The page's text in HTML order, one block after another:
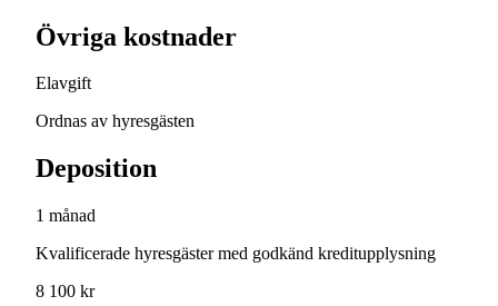
Övriga kostnader
Elavgift
Ordnas av hyresgästen
Deposition
1 månad
Kvalificerade hyresgäster med godkänd kreditupplysning
8 100 kr